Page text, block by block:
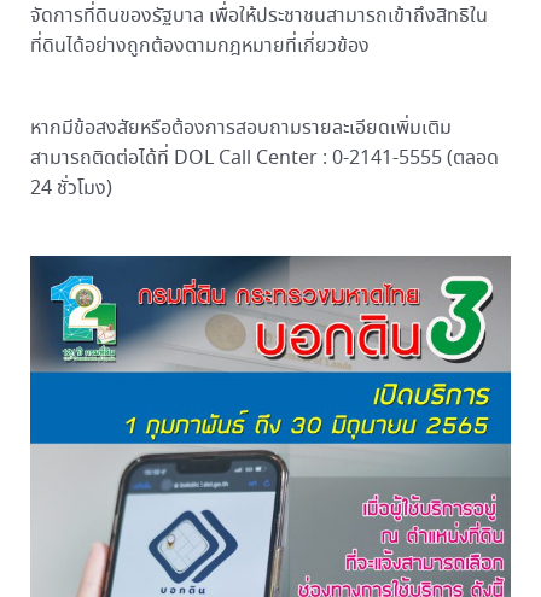
จัดการที่ดินของรัฐบาล เพื่อให้ประชาชนสามารถเข้าถึงสิทธิใน
ที่ดินได้อย่างถูกต้องตามกฎหมายที่เกี่ยวข้อง
หากมีข้อสงสัยหรือต้องการสอบถามรายละเอียดเพิ่มเติม
สามารถติดต่อได้ที่ DOL Call Center : 0-2141-5555 (ตลอด
24 ชั่วโมง)